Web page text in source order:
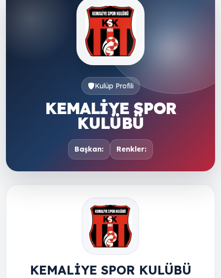
Kulüp Profili
KEMALİYE SPOR
KULÜBÜ
Başkan: Renkler:
KEMALİYE SPOR KULÜBÜ